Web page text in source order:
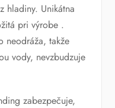
hladiny. Unikátna
pri výrobe .
neodráža, takže
vody, nevzbudzuje
zabezpečuje,